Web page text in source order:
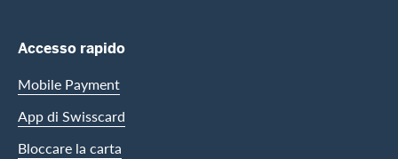
Footer Navigation
Accesso rapido
Mobile Payment
App di Swisscard
Bloccare la carta